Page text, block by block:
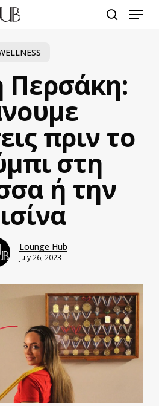
Menu
Περσάκη:
πριν το
στη
ή την
Lounge Hub
July 26, 2023